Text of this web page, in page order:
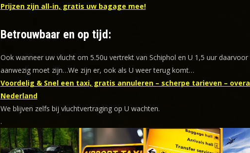
Prijzen zijn all-in, gratis uw bagage mee!
Betrouwbaar en op tijd:
Ook wanneer uw vlucht om 5.50u vertrekt van Schiphol en U 1,5 uur daarvoor
aanwezig moet zijn…We zijn er, ook als U weer terug komt…
Voordelig & Snel een taxi, gratis annuleren – scherpe tarieven –
Nederland
We blijven zelfs bij vluchtvertraging op U wachten.
.